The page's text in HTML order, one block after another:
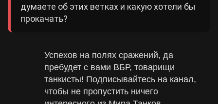
думаете об этих ветках и какую хотели бы
прокачать?
Успехов на полях сражений, да
пребудет с вами ВБР, товарищи
танкисты! Подписывайтесь на канал,
чтобы не пропустить ничего